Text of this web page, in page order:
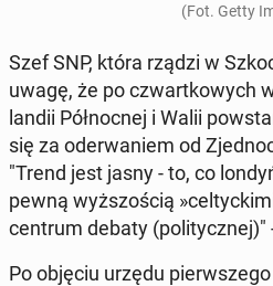
(Fot. Getty
Szef SNP, która rządzi w
uwagę, że po czwartkowych
landii Północ­nej i Walii
się za oder­waniem od
"Trend jest jasny - to, co
pewną wyżs­zoś­cią
centrum debaty (poli­ty­cznej)"
Po objęciu urzędu